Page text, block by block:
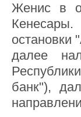
Женис в
остановки
далее
банк"),